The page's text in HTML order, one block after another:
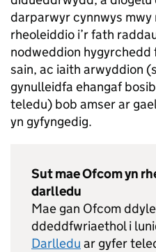
darparwyr cynnwys mwy
rheoleiddio i’r fath
nodweddion
sain, ac iaith arwyddion
gynulleidfa ehangaf
teledu) bob amser ar
yn gyfyngedig.
Sut mae Ofcom yn
darlledu
Mae gan Ofcom
ddeddfwriaethol i
Darlledu ar gyfer